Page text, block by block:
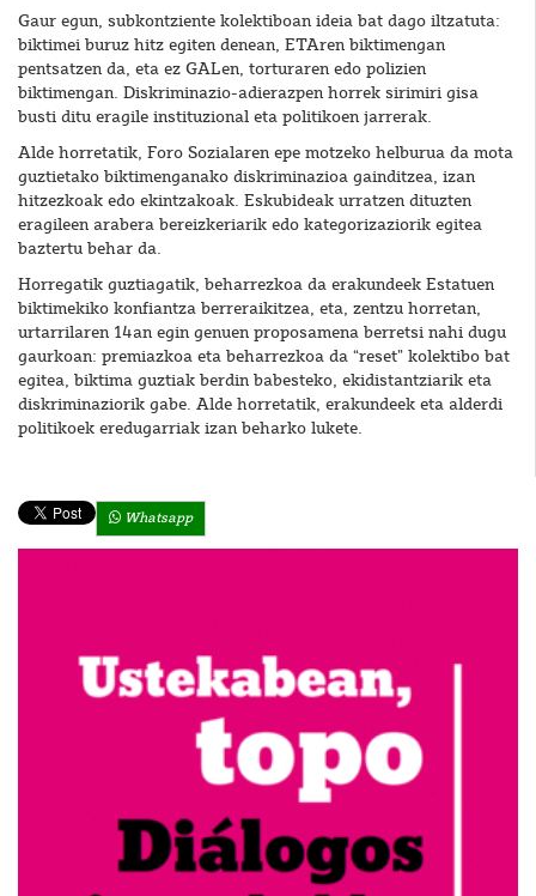
Gaur egun, subkontziente kolektiboan ideia bat dago iltzatuta:
biktimei buruz hitz egiten denean, ETAren biktimengan
pentsatzen da, eta ez GALen, torturaren edo polizien
biktimengan. Diskriminazio-adierazpen horrek sirimiri gisa
busti ditu eragile instituzional eta politikoen jarrerak.
Alde horretatik, Foro Sozialaren epe motzeko helburua da mota
guztietako biktimenganako diskriminazioa gainditzea, izan
hitzezkoak edo ekintzakoak. Eskubideak urratzen dituzten
eragileen arabera bereizkeriarik edo kategorizaziorik egitea
baztertu behar da.
Horregatik guztiagatik, beharrezkoa da erakundeek Estatuen
biktimekiko konfiantza berreraikitzea, eta, zentzu horretan,
urtarrilaren 14an egin genuen proposamena berretsi nahi dugu
gaurkoan: premiazkoa eta beharrezkoa da “reset” kolektibo bat
egitea, biktima guztiak berdin babesteko, ekidistantziarik eta
diskriminaziorik gabe. Alde horretatik, erakundeek eta alderdi
politikoek eredugarriak izan beharko lukete.
Whatsapp